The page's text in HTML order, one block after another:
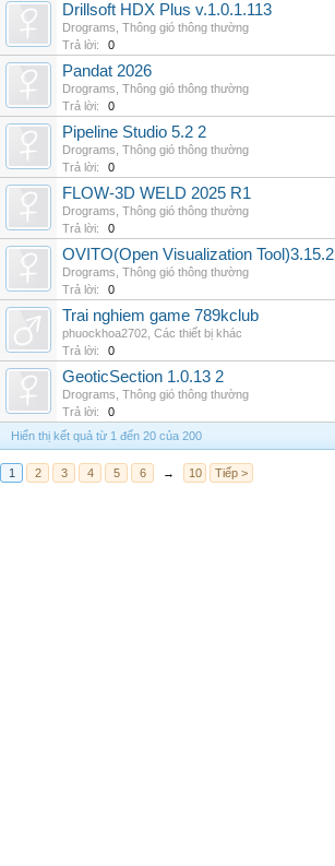
Drillsoft HDX Plus v.1.0.1.113
Drograms Thông gió thông thường
Trả lời:
0
Pandat 2026
Drograms Thông gió thông thường
Trả lời:
0
Pipeline Studio 5.2 2
Drograms Thông gió thông thường
Trả lời:
0
FLOW-3D WELD 2025 R1
Drograms Thông gió thông thường
Trả lời:
0
OVITO(Open Visualization Tool)3.15.2
Drograms Thông gió thông thường
Trả lời:
0
Trai nghiem game 789kclub
phuockhoa2702 Các thiết bị khác
Trả lời:
0
GeoticSection 1.0.13 2
Drograms Thông gió thông thường
Trả lời:
0
Hiển thị kết quả từ 1 đến 20 của 200
1 2 3 4 5 6 → 10 Tiếp >